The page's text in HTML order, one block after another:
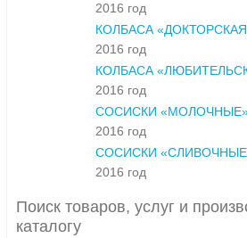
2016 год
КОЛБАСА
2016 год
КОЛБАСА
2016 год
СОСИСКИ
2016 год
СОСИСКИ
2016 год
Поиск товаров, услуг и
каталогу